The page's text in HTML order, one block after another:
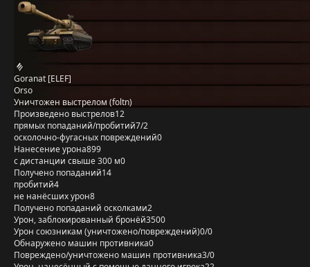
Goranat [ELEF]
Orso
Уничтожен выстрелом (foltn)
Произведено выстрелов12
прямых попаданий/пробитий7/2
осколочно-фугасных повреждений0
Нанесение урона899
с дистанции свыше 300 м0
Получено попаданий14
пробитий4
не нанёсших урон8
Получено попаданий осколками2
Урон, заблокированный бронёй3500
Урон союзникам (уничтожено/повреждений)0/0
Обнаружено машин противника0
Повреждено/уничтожено машин противника3/0